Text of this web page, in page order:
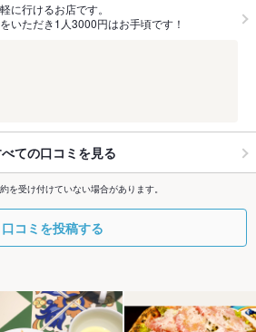
に行けるお店です。
いただき1人3000円はお手頃です！
ての口コミを見る
を受け付けていない場合があります。
口コミを投稿する